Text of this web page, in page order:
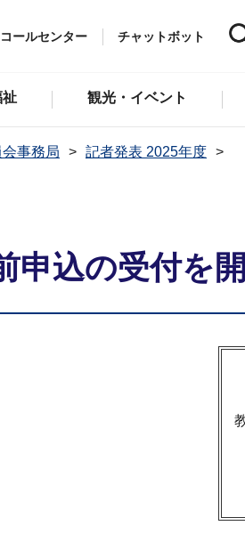
コールセンター チャットボット
祉 観光・イベント
事務局
記者発表 2025年度
込の受付を開